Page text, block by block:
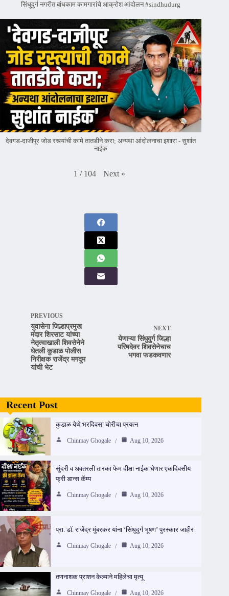
सिंधुदुर्ग नगरीत बांधकाम कामगारांचे आक्रोश आंदोलन #sindhudurg
देवगड-दाजीपूर जोड रस्त्यांची कामे तातडीने करा; अन्यथा आंदोलनाचा इशारा - सुशांत
नाईक
1 / 104 Next »
PREVIOUS
युवासेना जिल्हाप्रमुख
मंदार शिरसाट यांच्या
नेतृत्वाखाली शिवसेनेने
घेतली कुडाळ पोलीस
निरीक्षक राजेंद्र मगदूम
यांची भेट
NEXT
येणाऱ्या सिंधुदुर्ग जिल्हा
परिषदेवर शिवसेनेचाच
भगवा फडकवणार
Recent Post
कुडाळ येथे भरदिवसा चोरीचा प्रयत्न
Chinmay Ghogale Aug 10, 2026
सुंदरी व अवतरली तारका फेम दीक्षा नाईक घेणार एकदिवसीय
फ्री डान्स कॅम्प
Chinmay Ghogale Aug 10, 2026
प्रा. डॉ. राजेंद्र मुंबरकर यांना ‘सिंधुदुर्ग भूषण’ पुरस्कार जाहीर
Chinmay Ghogale Aug 10, 2026
तणनाशक प्राशन केल्याने महिलेचा मृत्यू
Chinmay Ghogale Aug 10, 2026